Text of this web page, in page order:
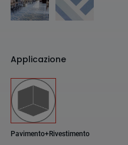
Applicazione
Pavimento+Rivestimento